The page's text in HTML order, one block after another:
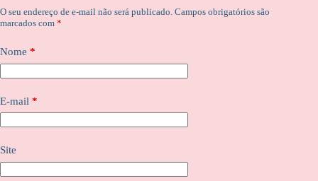
O seu endereço de e-mail não será publicado. Campos obrigatórios são
marcados com *
Nome *
E-mail *
Site